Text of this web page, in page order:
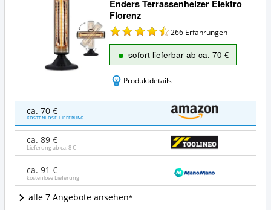
Enders Terrassenheizer Elektro
Florenz
266 Erfahrungen
sofort lieferbar ab ca. 70 €
Produktdetails
Enders
Terrassenheizer
Elektro
Florenz
Angebote:
Wo
dieser
Infrarot-
Heizstrahler
ca. 70 €
KOSTENLOSE LIEFERUNG
ca. 89 €
Lieferung ab ca.8 €
ca. 91 €
kostenlose Lieferung
alle 7 Angebote ansehen